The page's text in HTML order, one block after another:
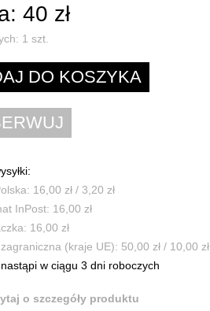
40 zł
1 szt.
16,00 zł / 3,20 zł
InPost: 16,00 zł
16,00 zł
zagraniczna (kraje UE): 50,00 zł / 10,00 zł
nastąpi w ciągu 3 dni roboczych
o szczegóły produktu